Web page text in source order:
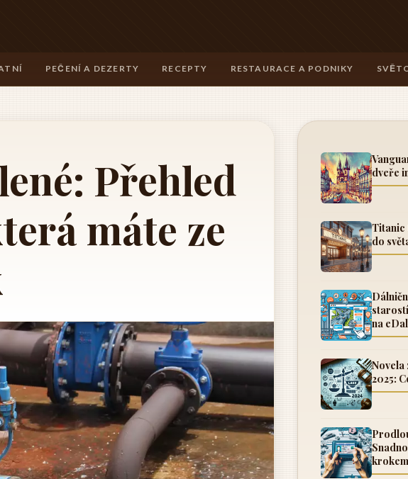
PEČENÍ A DEZERTY RECEPTY RESTAURACE A PODNIKY
Přehled
máte ze
dveře
Titanic
do
na
Novela
2025:
krokem